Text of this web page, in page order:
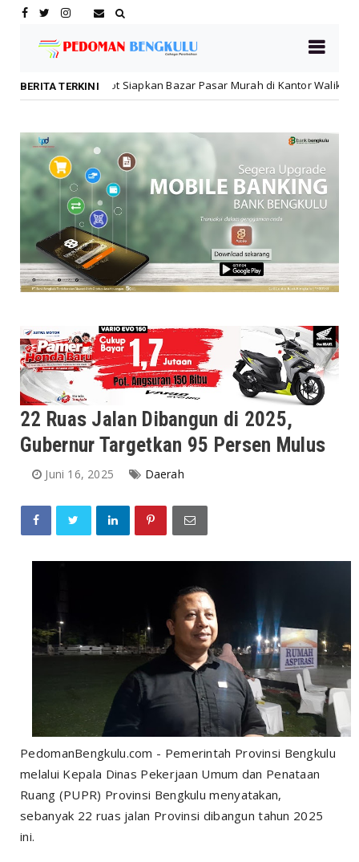
BERITA TERKINI
Siapkan Bazar Pasar Murah di Kantor Walikota Jelang HUT ke-81 RI
22 Ruas Jalan Dibangun di 2025,
Gubernur Targetkan 95 Persen Mulus
Juni 16, 2025 Daerah
PedomanBengkulu.com - Pemerintah Provinsi Bengkulu
melalui Kepala Dinas Pekerjaan Umum dan Penataan
Ruang (PUPR) Provinsi Bengkulu menyatakan,
sebanyak 22 ruas jalan Provinsi dibangun tahun 2025
ini.